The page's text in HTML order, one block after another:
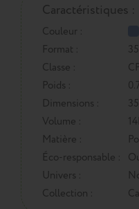
Caractéristiques :
Couleur :
Format :
Classe :
Poids :
Dimensions :
Volume :
Matière :
Éco-responsable :
Univers :
Collection :